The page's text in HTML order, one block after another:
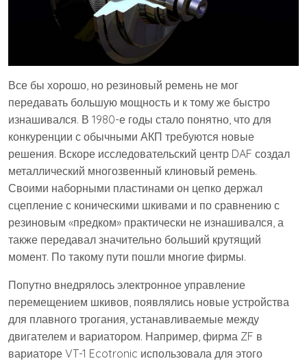
Все бы хорошо, но резиновый ремень не мог
передавать большую мощность и к тому же быстро
изнашивался. В 1980-е годы стало понятно, что для
конкуренции с обычными АКП требуются новые
решения. Вскоре исследовательский центр DAF создал
металлический многозвенный клиновый ремень.
Своими наборными пластинами он цепко держал
сцепление с коническими шкивами и по сравнению с
резиновым «предком» практически не изнашивался, а
также передавал значительно больший крутящий
момент. По такому пути пошли многие фирмы.
Попутно внедрялось электронное управление
перемещением шкивов, появлялись новые устройства
для плавного трогания, устанавливаемые между
двигателем и вариатором. Например, фирма ZF в
вариаторе VT-1 Ecotronic использовала для этого